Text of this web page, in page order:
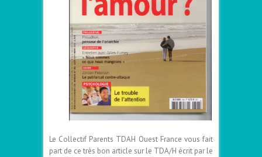
Le Collectif Parents TDAH Ouest France vous fait
part de ce très bon article sur le TDA/H écrit par le